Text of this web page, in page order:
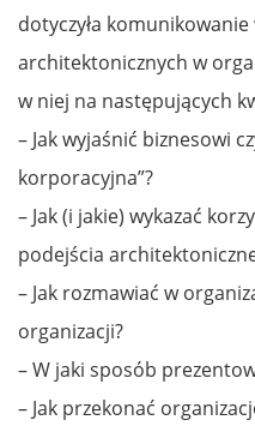
dotyczyła
architektonicznych w
w niej na następujących
– Jak wyjaśnić biznesowi
korporacyjna”?
– Jak (i jakie) wykazać
podejścia
– Jak rozmawiać w
organizacji?
– W jaki sposób
– Jak przekonać